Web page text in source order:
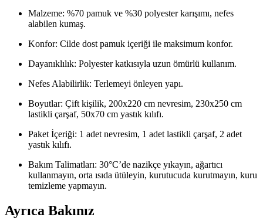
Malzeme: %70 pamuk ve %30 polyester karışımı, nefes
alabilen kumaş.
Konfor: Cilde dost pamuk içeriği ile maksimum konfor.
Dayanıklılık: Polyester katkısıyla uzun ömürlü kullanım.
Nefes Alabilirlik: Terlemeyi önleyen yapı.
Boyutlar: Çift kişilik, 200x220 cm nevresim, 230x250 cm
lastikli çarşaf, 50x70 cm yastık kılıfı.
Paket İçeriği: 1 adet nevresim, 1 adet lastikli çarşaf, 2 adet
yastık kılıfı.
Bakım Talimatları: 30°C’de nazikçe yıkayın, ağartıcı
kullanmayın, orta ısıda ütüleyin, kurutucuda kurutmayın, kuru
temizleme yapmayın.
Ayrıca Bakınız